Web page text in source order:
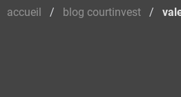
accueil / blog courtinvest /